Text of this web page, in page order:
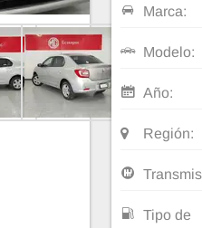
Marca:
Modelo:
Año:
Región:
Tipo de